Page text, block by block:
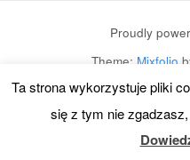
Proudly
Theme: Mixfolio
Ta strona wykorzystuje pliki
się z tym nie